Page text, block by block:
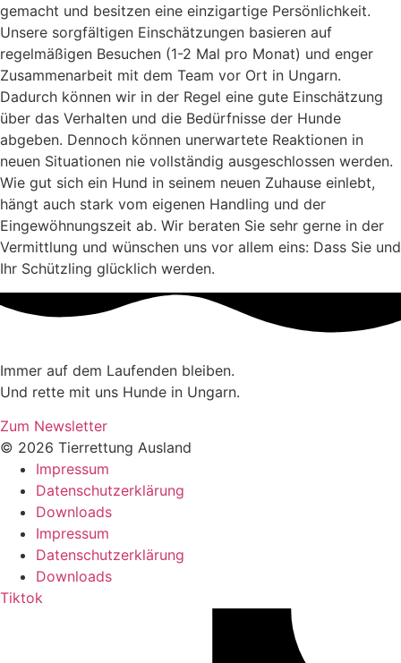
gemacht und besitzen eine einzigartige Persönlichkeit.
Unsere sorgfältigen Einschätzungen basieren auf
regelmäßigen Besuchen (1-2 Mal pro Monat) und enger
Zusammenarbeit mit dem Team vor Ort in Ungarn.
Dadurch können wir in der Regel eine gute Einschätzung
über das Verhalten und die Bedürfnisse der Hunde
abgeben. Dennoch können unerwartete Reaktionen in
neuen Situationen nie vollständig ausgeschlossen werden.
Wie gut sich ein Hund in seinem neuen Zuhause einlebt,
hängt auch stark vom eigenen Handling und der
Eingewöhnungszeit ab. Wir beraten Sie sehr gerne in der
Vermittlung und wünschen uns vor allem eins: Dass Sie und
Ihr Schützling glücklich werden.
Immer auf dem Laufenden bleiben.
Und rette mit uns Hunde in Ungarn.
Zum Newsletter
© 2026 Tierrettung Ausland
Impressum
Datenschutzerklärung
Downloads
Impressum
Datenschutzerklärung
Downloads
Tiktok